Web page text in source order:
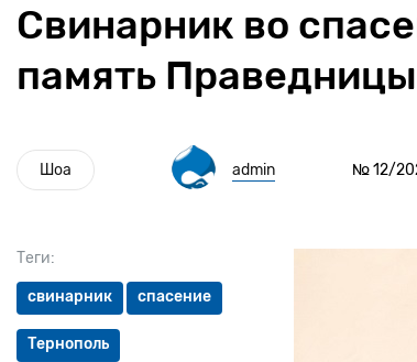
Свинарник во
память
Шоа admin № 12/
Теги:
свинарник спасение
Тернополь